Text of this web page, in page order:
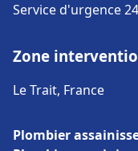
Service d'urgence
Zone
Le Trait, France
Plombier